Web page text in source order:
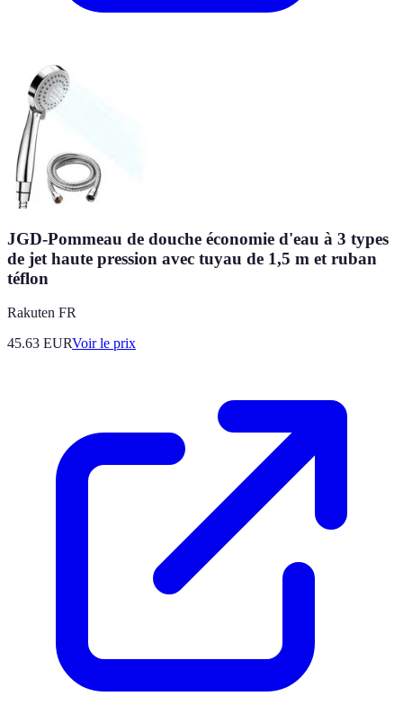
JGD-Pommeau de douche économie d'eau à 3 types
de jet haute pression avec tuyau de 1,5 m et ruban
téflon
Rakuten FR
45.63 EURVoir le prix